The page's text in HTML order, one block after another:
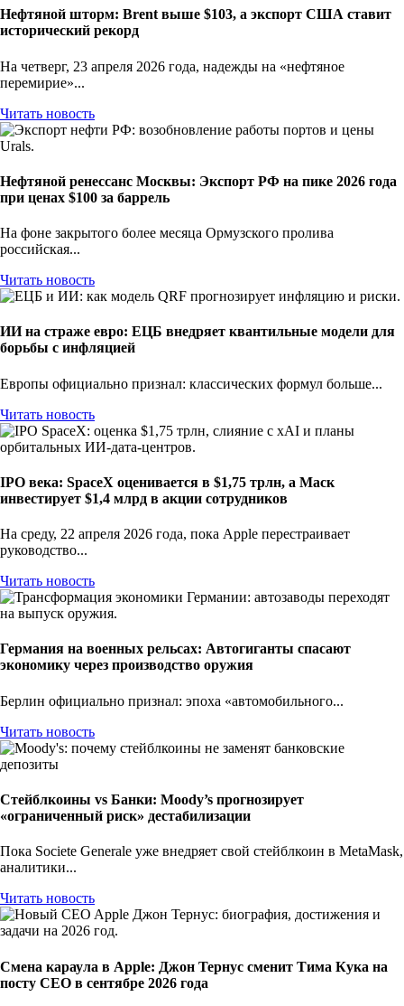
Нефтяной шторм: Brent выше $103, а экспорт США ставит
исторический рекорд
На четверг, 23 апреля 2026 года, надежды на «нефтяное
перемирие»...
Читать новость
Нефтяной ренессанс Москвы: Экспорт РФ на пике 2026 года
при ценах $100 за баррель
На фоне закрытого более месяца Ормузского пролива
российская...
Читать новость
ИИ на страже евро: ЕЦБ внедряет квантильные модели для
борьбы с инфляцией
Европы официально признал: классических формул больше...
Читать новость
IPO века: SpaceX оценивается в $1,75 трлн, а Маск
инвестирует $1,4 млрд в акции сотрудников
На среду, 22 апреля 2026 года, пока Apple перестраивает
руководство...
Читать новость
Германия на военных рельсах: Автогиганты спасают
экономику через производство оружия
Берлин официально признал: эпоха «автомобильного...
Читать новость
Стейблкоины vs Банки: Moody’s прогнозирует
«ограниченный риск» дестабилизации
Пока Societe Generale уже внедряет свой стейблкоин в MetaMask,
аналитики...
Читать новость
Смена караула в Apple: Джон Тернус сменит Тима Кука на
посту CEO в сентябре 2026 года